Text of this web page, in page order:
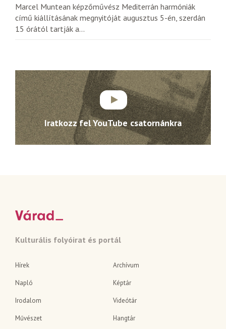
Marcel Muntean képzőművész Mediterrán harmóniák
című kiállításának megnyitóját augusztus 5-én, szerdán
15 órától tartják a...
Iratkozz fel YouTube csatornánkra
Kulturális folyóirat és portál
Hírek
Napló
Irodalom
Művészet
Archívum
Képtár
Videótár
Hangtár